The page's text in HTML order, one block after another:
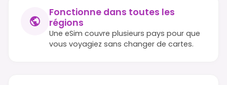
Fonctionne dans toutes les
régions
Une eSim couvre plusieurs pays pour que
vous voyagiez sans changer de cartes.